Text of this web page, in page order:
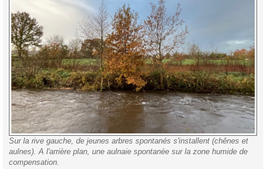
Sur la rive gauche, de jeunes arbres spontanés s'installent (chênes et
aulnes). A l'arrière plan, une aulnaie spontanée sur la zone humide de
compensation.